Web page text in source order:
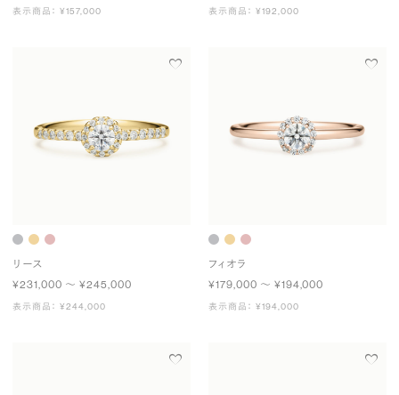
表示商品： ¥157,000 表示商品： ¥192,000
リース
¥231,000 〜 ¥245,000
表示商品： ¥244,000
フィオラ
¥179,000 〜 ¥194,000
表示商品： ¥194,000